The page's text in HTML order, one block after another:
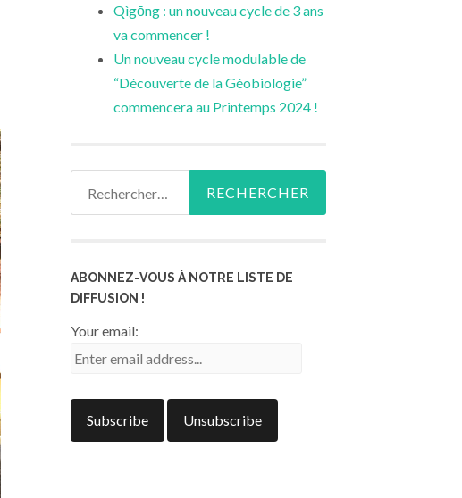
Qìgōng : un nouveau cycle de 3 ans
va commencer !
Un nouveau cycle modulable de
“Découverte de la Géobiologie”
commencera au Printemps 2024 !
ABONNEZ-VOUS À NOTRE LISTE DE
DIFFUSION !
Your email: